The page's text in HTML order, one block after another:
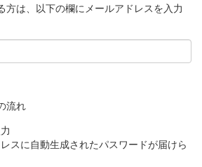
方は、以下の欄にメールアドレスを入力
流れ
スに自動生成されたパスワードが届けら